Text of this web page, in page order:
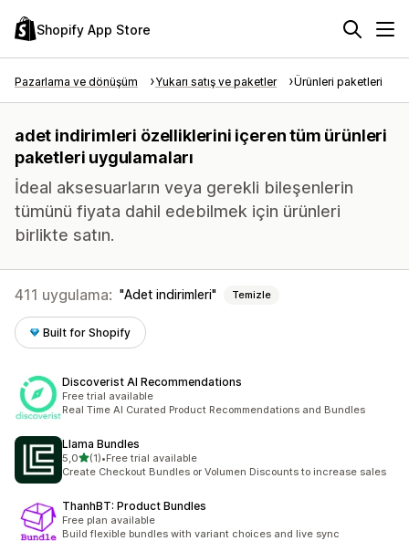
Shopify App Store
Pazarlama ve dönüşüm Yukarı satış ve paketler Ürünleri paketleri
adet indirimleri özelliklerini içeren tüm ürünleri
paketleri uygulamaları
İdeal aksesuarların veya gerekli bileşenlerin
tümünü fiyata dahil edebilmek için ürünleri
birlikte satın.
411 uygulama: Adet indirimleri Temizle
Built for Shopify
Discoverist AI Recommendations
Free trial available
Real Time AI Curated Product Recommendations and Bundles
Llama Bundles
5,05 yıldız üzerinden
(1)
toplam 1 değerlendirme
•Free trial available
Create Checkout Bundles or Volumen Discounts to increase sales
ThanhBT: Product Bundles
Free plan available
Build flexible bundles with variant choices and live sync